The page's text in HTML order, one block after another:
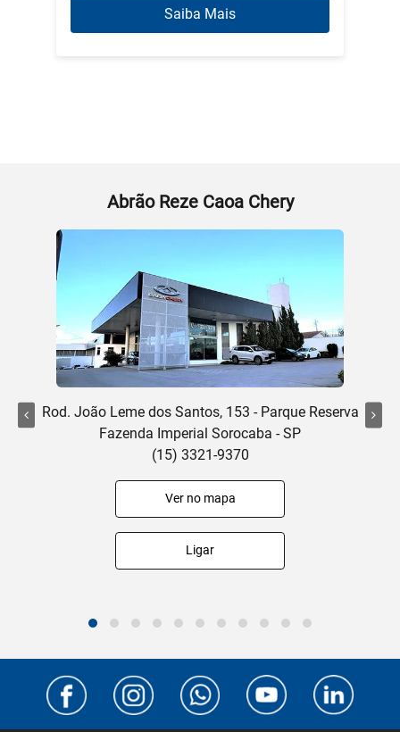
Saiba Mais
Abrão Reze Caoa Chery
Rod. João Leme dos Santos, 153 - Parque Reserva
Fazenda Imperial Sorocaba - SP
(15) 3321-9370
Ver no mapa
Ligar